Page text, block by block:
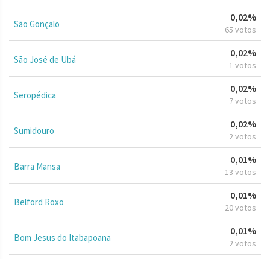
São Gonçalo
0,02%
65 votos
São José de Ubá
0,02%
1 votos
Seropédica
0,02%
7 votos
Sumidouro
0,02%
2 votos
Barra Mansa
0,01%
13 votos
Belford Roxo
0,01%
20 votos
Bom Jesus do Itabapoana
0,01%
2 votos